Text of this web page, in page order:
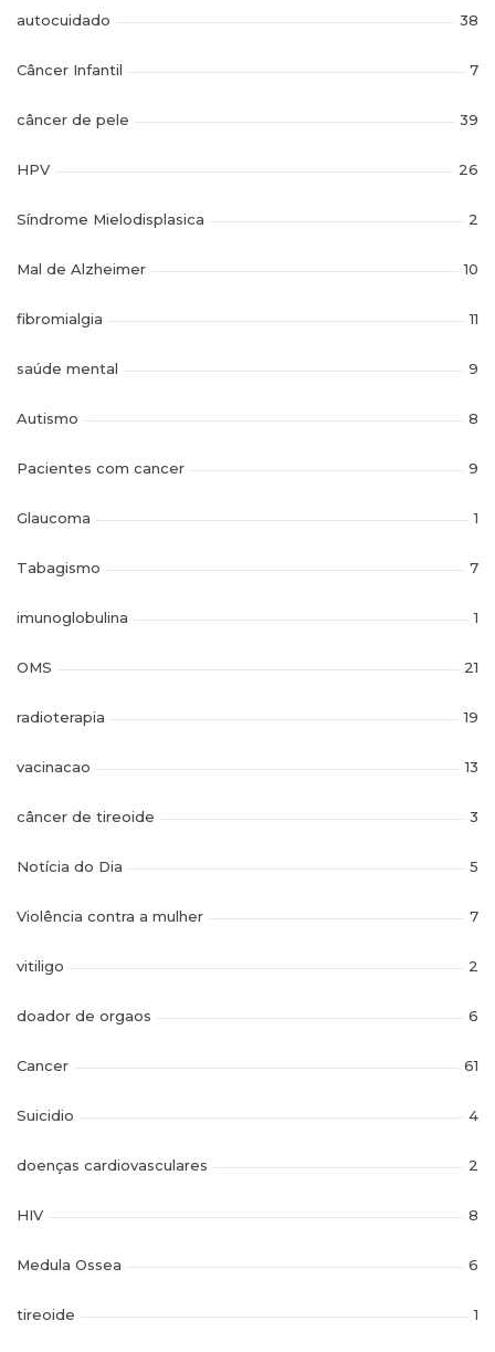
autocuidado 38
Câncer Infantil 7
câncer de pele 39
HPV 26
Síndrome Mielodisplasica 2
Mal de Alzheimer 10
fibromialgia 11
saúde mental 9
Autismo 8
Pacientes com cancer 9
Glaucoma 1
Tabagismo 7
imunoglobulina 1
OMS 21
radioterapia 19
vacinacao 13
câncer de tireoide 3
Notícia do Dia 5
Violência contra a mulher 7
vitiligo 2
doador de orgaos 6
Cancer 61
Suicidio 4
doenças cardiovasculares 2
HIV 8
Medula Ossea 6
tireoide 1